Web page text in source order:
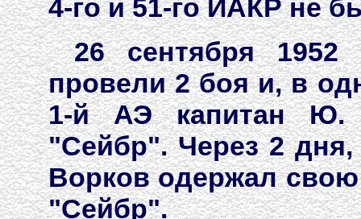
4-го и 51-го ИАКР не
26 сентября 1952
провели 2 боя и, в
1-й АЭ капитан Ю.
"Сейбр". Через 2
Ворков одержал
"Сейбр".